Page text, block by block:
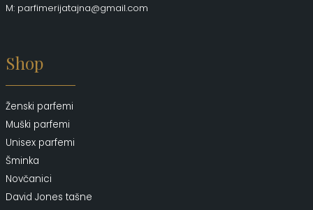
M: parfimerijatajna@gmail.com
Shop
Ženski parfemi
Muški parfemi
Unisex parfemi
Šminka
Novčanici
David Jones tašne